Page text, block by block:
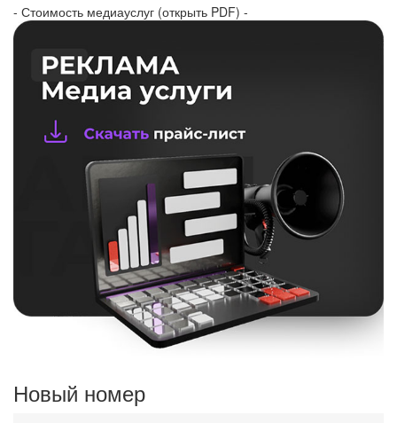
- Стоимость медиауслуг (открыть PDF) -
Новый номер